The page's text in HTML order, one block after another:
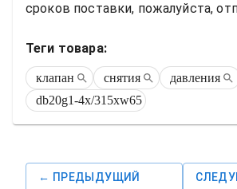
сроков поставки, пожалуйста,
Теги товара:
клапан снятия
давления
db20g1-4x/315xw65
← ПРЕДЫДУЩИЙ